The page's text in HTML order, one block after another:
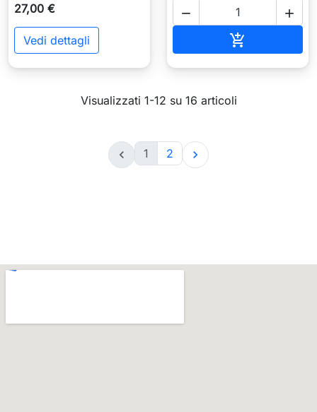
27,00 €
Vedi dettagli
 

Visualizzati 1-12 su 16 articoli
 1 2 